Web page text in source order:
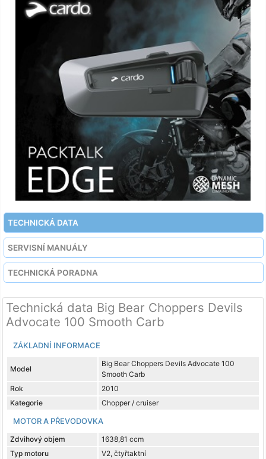
TECHNICKÁ DATA
SERVISNÍ MANUÁLY
TECHNICKÁ PORADNA
Technická data Big Bear Choppers Devils
Advocate 100 Smooth Carb
ZÁKLADNÍ INFORMACE
Model
Big Bear Choppers Devils Advocate 100
Smooth Carb
Rok
2010
Kategorie
Chopper / cruiser
MOTOR A PŘEVODOVKA
Zdvihový objem
1638,81 ccm
Typ motoru
V2, čtyřtaktní